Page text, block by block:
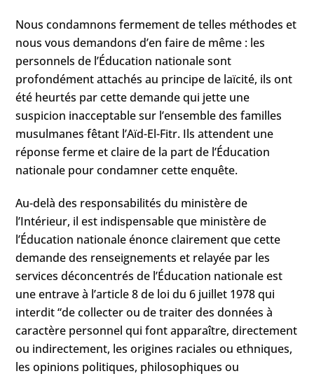
Nous condamnons fermement de telles méthodes et
nous vous demandons d’en faire de même : les
personnels de l’Éducation nationale sont
profondément attachés au principe de laïcité, ils ont
été heurtés par cette demande qui jette une
suspicion inacceptable sur l’ensemble des familles
musulmanes fêtant l’Aïd-El-Fitr. Ils attendent une
réponse ferme et claire de la part de l’Éducation
nationale pour condamner cette enquête.
Au-delà des responsabilités du ministère de
l’Intérieur, il est indispensable que ministère de
l’Éducation nationale énonce clairement que cette
demande des renseignements et relayée par les
services déconcentrés de l’Éducation nationale est
une entrave à l’article 8 de loi du 6 juillet 1978 qui
interdit “de collecter ou de traiter des données à
caractère personnel qui font apparaître, directement
ou indirectement, les origines raciales ou ethniques,
les opinions politiques, philosophiques ou